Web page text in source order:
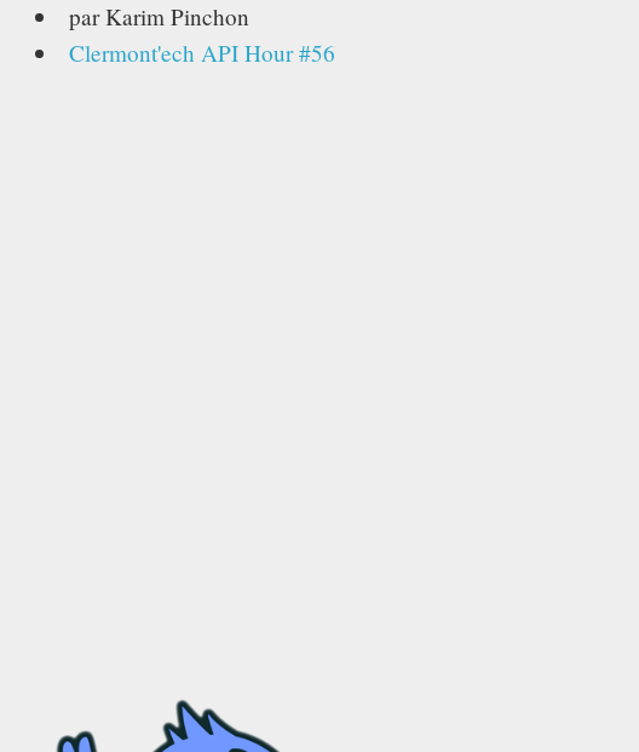
par Karim Pinchon
Clermont'ech API Hour #56